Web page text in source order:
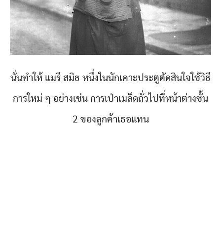
นั่นทำให้ แมรี สมิธ หนึ่งในนักเคาะประตูตัดสินใจใช้วิธี
การใหม่ ๆ อย่างเช่น การเป่าเมล็ดถั่วไปที่หน้าต่างชั้น
2 ของลูกค้าเธอแทน